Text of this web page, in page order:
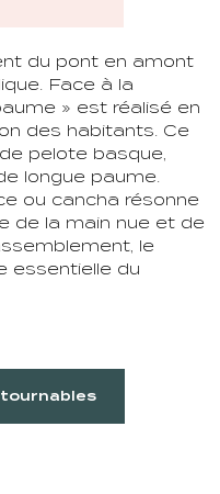
du pont en amont
Face à la
» est réalisé en
des habitants. Ce
pelote basque,
longue paume.
ou cancha résonne
de la main nue et de
le
essentielle du